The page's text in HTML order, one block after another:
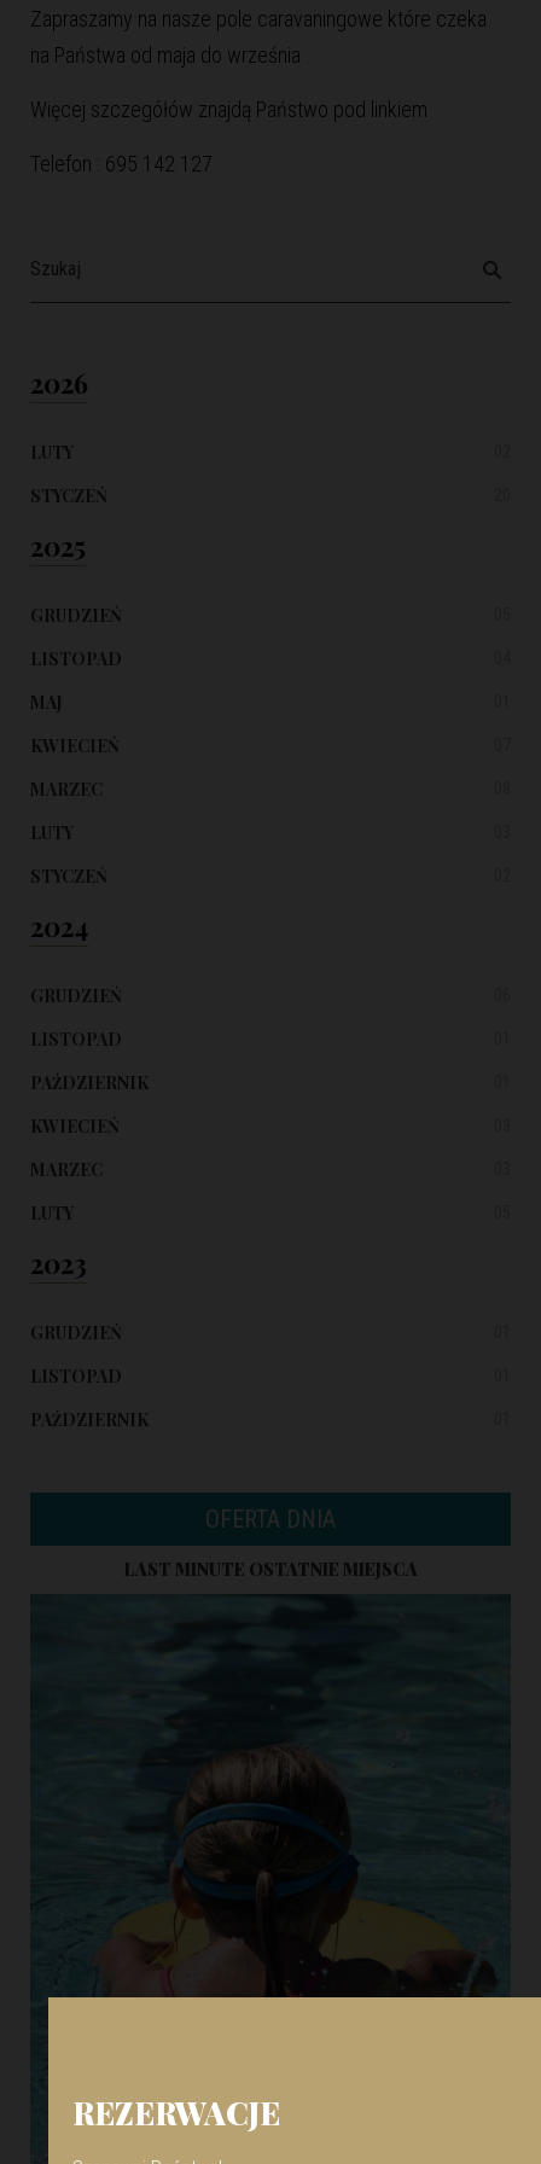
Zapraszamy na nasze pole caravaningowe które czeka
na Państwa od maja do września .
Więcej szczegółów znajdą Państwo pod linkiem
Telefon : 695 142 127
2026
LUTY
STYCZEŃ
2025
GRUDZIEŃ
LISTOPAD
MAJ
KWIECIEŃ
MARZEC
LUTY
STYCZEŃ
2024
GRUDZIEŃ
LISTOPAD
PAŹDZIERNIK
KWIECIEŃ
MARZEC
LUTY
2023
GRUDZIEŃ
LISTOPAD
PAŹDZIERNIK
OFERTA DNIA
LAST MINUTE OSTATNIE MIEJSCA
REZERWACJE